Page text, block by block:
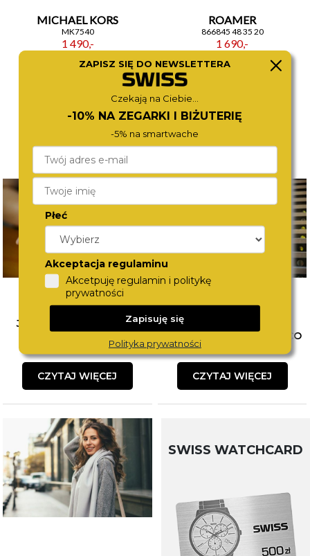
MICHAEL KORS
MK7540
1 490,-
ROAMER
866845 48 35 20
1 690,-
JAK ŁĄCZYĆ BIŻUTERIĘ?
POZNAJ SPOSOBY NA
MODNE STYLIZACJE
CZYTAJ WIĘCEJ
WYBÓR PIERWSZEGO
ZEGARKA DLA DZIECKA. CO
WZIĄĆ POD UWAGĘ?
CZYTAJ WIĘCEJ
SWISS WATCHCARD
ZAPISZ SIĘ DO NEWSLETTERA
Czekają na Ciebie...
-10% NA ZEGARKI I BIŻUTERIĘ
-5% na smartwache
Płeć
Akceptacja regulaminu
Akcetpuję regulamin i politykę
prywatności
Zapisuję się
Polityka prywatności